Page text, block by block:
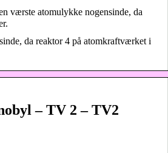
værste atomulykke nogensinde, da
da reaktor 4 på atomkraftværket i
– TV 2 – TV2